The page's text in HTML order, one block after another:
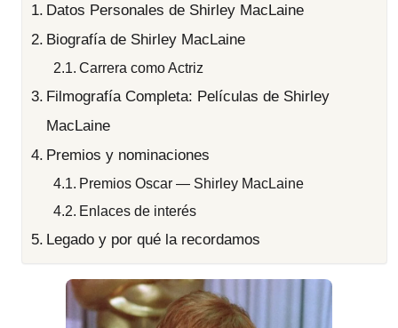
Datos Personales de Shirley MacLaine
Biografía de Shirley MacLaine
Carrera como Actriz
Filmografía Completa: Películas de Shirley
MacLaine
Premios y nominaciones
Premios Oscar — Shirley MacLaine
Enlaces de interés
Legado y por qué la recordamos